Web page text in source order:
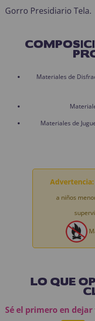
Gorro Presidiario Tela.
Materiales de
Materiales de
Advertencia:
a niños
LO QUE
Sé el primero en